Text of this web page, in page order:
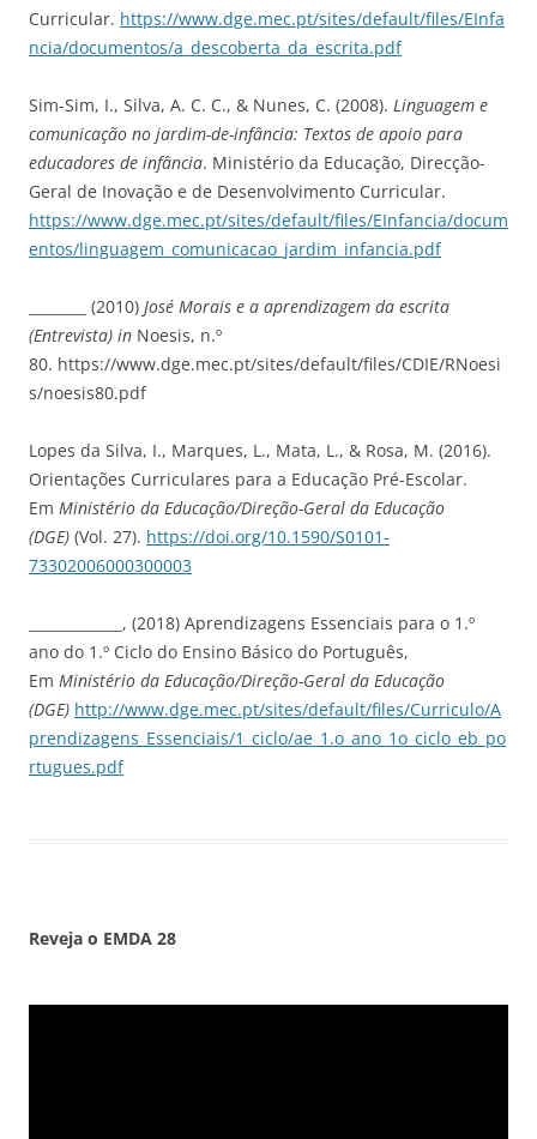
Curricular. https://www.dge.mec.pt/sites/default/files/EInfa
ncia/documentos/a_descoberta_da_escrita.pdf
Sim-Sim, I., Silva, A. C. C., & Nunes, C. (2008). Linguagem e
comunicação no jardim-de-infância: Textos de apoio para
educadores de infância. Ministério da Educação, Direcção-
Geral de Inovação e de Desenvolvimento Curricular.
https://www.dge.mec.pt/sites/default/files/EInfancia/docum
entos/linguagem_comunicacao_jardim_infancia.pdf
________ (2010) José Morais e a aprendizagem da escrita
(Entrevista) in Noesis, n.º
80. https://www.dge.mec.pt/sites/default/files/CDIE/RNoesi
s/noesis80.pdf​
Lopes da Silva, I., Marques, L., Mata, L., & Rosa, M. (2016).
Orientações Curriculares para a Educação Pré-Escolar.
Em Ministério da Educação/Direção-Geral da Educação
(DGE) (Vol. 27). https://doi.org/10.1590/S0101-
73302006000300003
_____________, (2018) Aprendizagens Essenciais para o 1.º
ano do 1.º Ciclo do Ensino Básico do Português,
Em Ministério da Educação/Direção-Geral da Educação
(DGE) http://www.dge.mec.pt/sites/default/files/Curriculo/A
prendizagens_Essenciais/1_ciclo/ae_1.o_ano_1o_ciclo_eb_po
rtugues.pdf
Reveja o EMDA 28